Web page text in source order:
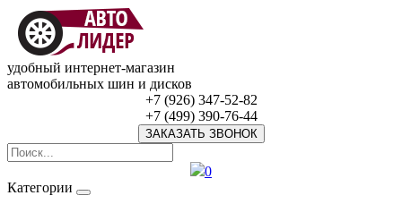
удобный интернет-магазин
автомобильных шин и дисков
+7 (926) 347-52-82
+7 (499) 390-76-44
ЗАКАЗАТЬ ЗВОНОК
0
Категории